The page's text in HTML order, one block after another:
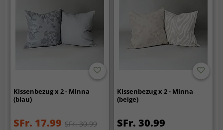
Kissenbezug x 2 - Minna
(blau)
SFr. 17.99 SFr. 30.99
Kissenbezug x 2 - Minna
(beige)
SFr. 30.99